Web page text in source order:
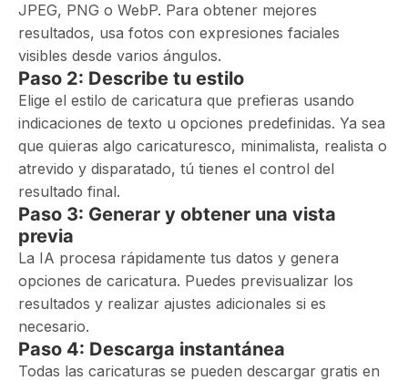
JPEG, PNG o WebP. Para obtener mejores
resultados, usa fotos con expresiones faciales
visibles desde varios ángulos.
Paso 2: Describe tu estilo
Elige el estilo de caricatura que prefieras usando
indicaciones de texto u opciones predefinidas. Ya sea
que quieras algo caricaturesco, minimalista, realista o
atrevido y disparatado, tú tienes el control del
resultado final.
Paso 3: Generar y obtener una vista
previa
La IA procesa rápidamente tus datos y genera
opciones de caricatura. Puedes previsualizar los
resultados y realizar ajustes adicionales si es
necesario.
Paso 4: Descarga instantánea
Todas las caricaturas se pueden descargar gratis en